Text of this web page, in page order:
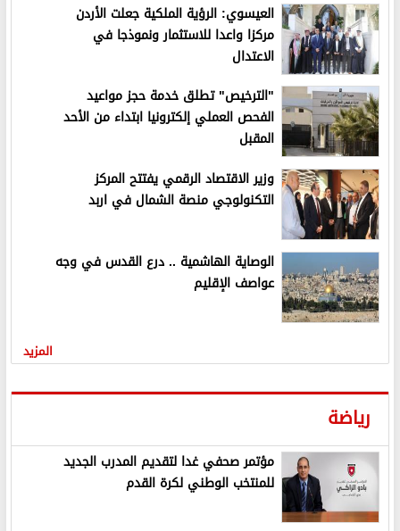
العيسوي: الرؤية الملكية جعلت الأردن
مركزا واعدا للاستثمار ونموذجا في
الاعتدال
"الترخيص" تطلق خدمة حجز مواعيد
الفحص العملي إلكترونيا ابتداء من الأحد
المقبل
وزير الاقتصاد الرقمي يفتتح المركز
التكنولوجي منصة الشمال في اربد
الوصاية الهاشمية .. درع القدس في وجه
عواصف الإقليم
المزيد
رياضة
مؤتمر صحفي غدا لتقديم المدرب الجديد
للمنتخب الوطني لكرة القدم